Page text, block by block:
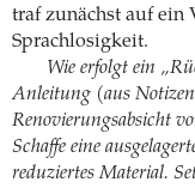
traf zunächst auf ein
Sprachlosigkeit.
Wie erfolgt ein
Anleitung (aus Notizen
Renovierungsabsicht
Schaffe eine
reduziertes Material.